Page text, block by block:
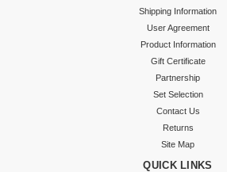
Shipping Information
User Agreement
Product Information
Gift Certificate
Partnership
Set Selection
Contact Us
Returns
Site Map
QUICK LINKS